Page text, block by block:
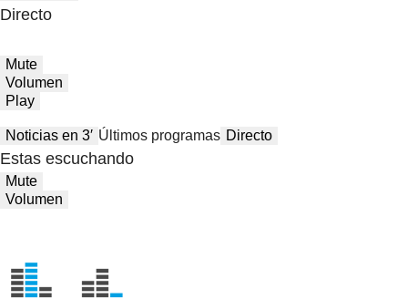
Directo
Mute
Volumen
Play
Noticias en 3′ Últimos programas Directo
Estas escuchando
Mute
Volumen